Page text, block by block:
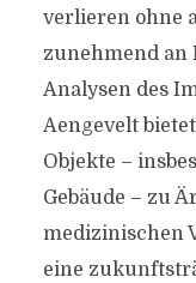
verlieren ohne
zunehmend
Analysen des
Aengevelt
Objekte –
Gebäude – zu
medizinischen
eine